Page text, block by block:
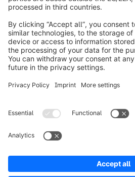
Informazioni su Shopware
Prodotti
Soluzioni